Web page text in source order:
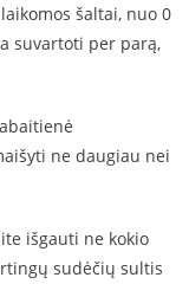
šaltai, nuo 0
suvartoti per parą,
ne daugiau nei
išgauti ne kokio
sudėčių sultis